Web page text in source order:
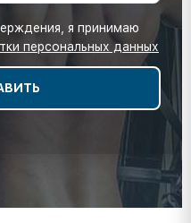
я принимаю
персональных данных